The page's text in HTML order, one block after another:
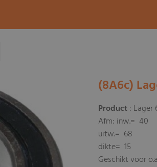
(8A6c)
Product: Lager
Afm: inw.= 40
uitw.= 68
dikte= 15
Geschikt voor